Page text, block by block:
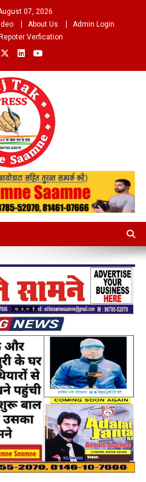
07, 2026
About Us
Admin Login
Repoter Verfication
Saamne.com